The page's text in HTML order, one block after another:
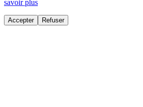
savoir plus
Accepter Refuser